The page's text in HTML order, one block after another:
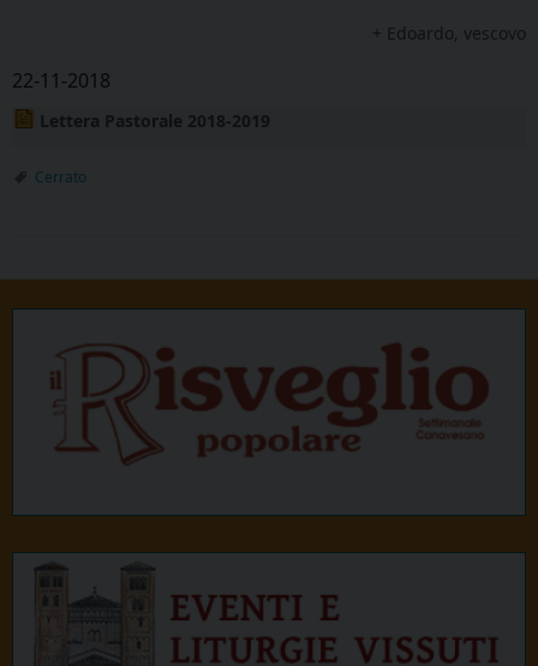
+ Edoardo, vescovo
22-11-2018
Lettera Pastorale 2018-2019
Cerrato